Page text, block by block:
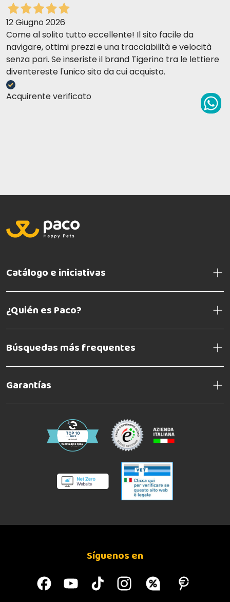
12 Giugno 2026
Come al solito tutto eccellente! Il sito facile da
navigare, ottimi prezzi e una tracciabilità e velocità
senza pari. Se inseriste il brand Tigerino tra le lettiere
diventereste l'unico sito da cui acquisto.
Acquirente verificato
Catálogo e iniciativas
¿Quién es Paco?
Búsquedas más frequentes
Garantías
Síguenos en